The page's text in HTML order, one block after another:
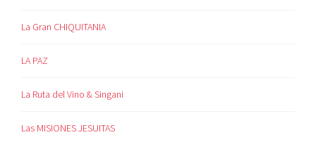
La Gran CHIQUITANIA
LA PAZ
La Ruta del Vino & Singani
Las MISIONES JESUITAS